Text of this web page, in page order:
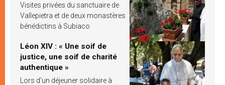
Visites privées du sanctuaire de
Vallepietra et de deux monastères
bénédictins à Subiaco
Léon XIV : « Une soif de
justice, une soif de charité
authentique »
Lors d’un déjeuner solidaire à